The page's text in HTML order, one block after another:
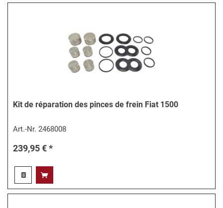
Kit de réparation des pinces de frein Fiat 1500
Art.-Nr.2468008
239,95 € *